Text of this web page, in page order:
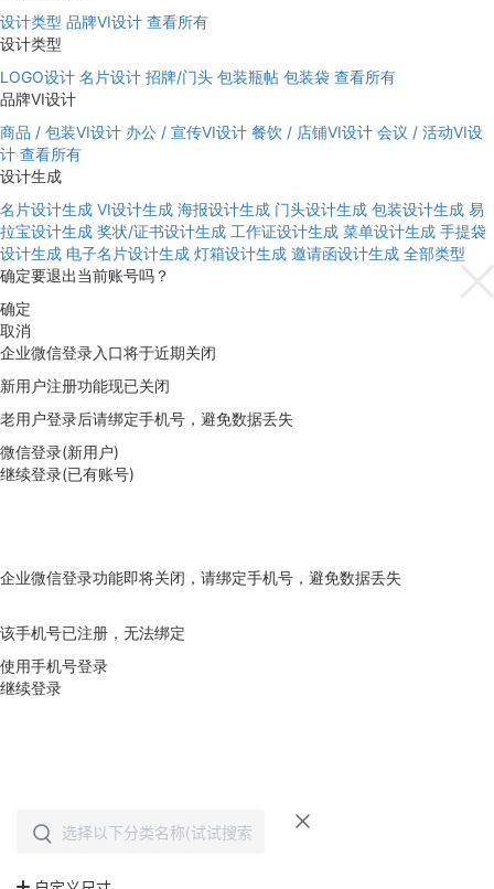
设计类型 品牌VI设计 查看所有
设计类型
LOGO设计 名片设计 招牌/门头 包装瓶帖 包装袋 查看所有
品牌VI设计
商品 / 包装VI设计 办公 / 宣传VI设计 餐饮 / 店铺VI设计 会议 / 活动VI设
计 查看所有
设计生成
名片设计生成 VI设计生成 海报设计生成 门头设计生成 包装设计生成 易
拉宝设计生成 奖状/证书设计生成 工作证设计生成 菜单设计生成 手提袋
设计生成 电子名片设计生成 灯箱设计生成 邀请函设计生成 全部类型
确定要退出当前账号吗？
确定
取消
企业微信登录入口将于近期关闭
新用户注册功能现已关闭
老用户登录后请绑定手机号，避免数据丢失
微信登录(新用户)
继续登录(已有账号)
企业微信登录功能即将关闭，请绑定手机号，避免数据丢失
该手机号已注册，无法绑定
使用手机号登录
继续登录